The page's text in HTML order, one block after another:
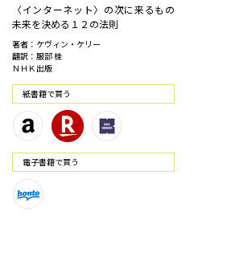
〈インターネット〉の次に来るもの
未来を決める１２の法則
著者：ケヴィン・ケリー
翻訳：服部 桂
ＮＨＫ出版
紙書籍で買う
電⼦書籍で買う